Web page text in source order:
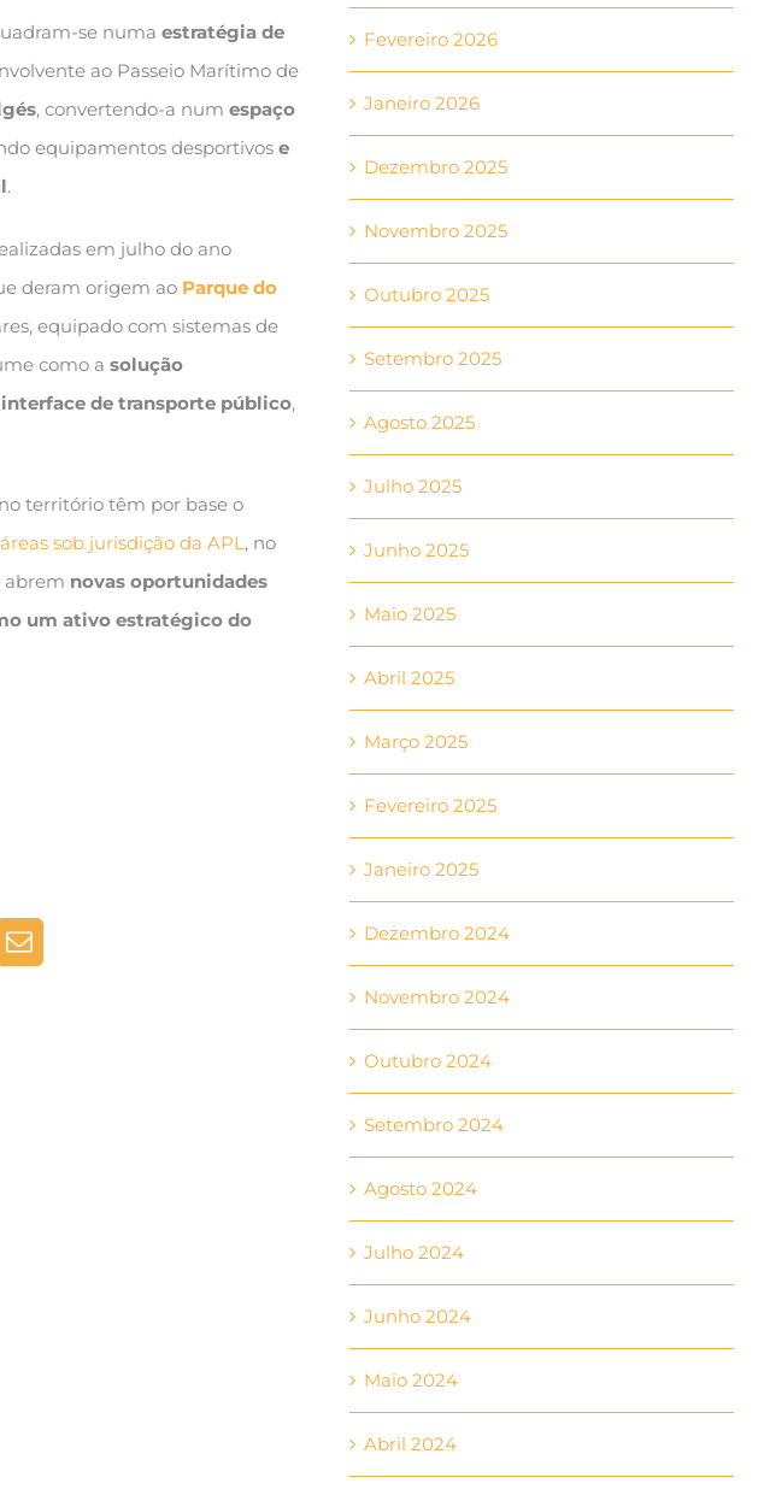
se numa estratégia de
ao Passeio Marítimo de
, convertendo-a num espaço
equipamentos desportivos e
.
em julho do ano
deram origem ao Parque do
equipado com sistemas de
como a solução
de transporte público,
território têm por base o
sob jurisdição da APL , no
abrem novas oportunidades
um ativo estratégico do
Fevereiro 2026
Janeiro 2026
Dezembro 2025
Novembro 2025
Outubro 2025
Setembro 2025
Agosto 2025
Julho 2025
Junho 2025
Maio 2025
Abril 2025
Março 2025
Fevereiro 2025
Janeiro 2025
Dezembro 2024
Novembro 2024
Outubro 2024
Setembro 2024
Agosto 2024
Julho 2024
Junho 2024
Maio 2024
Abril 2024